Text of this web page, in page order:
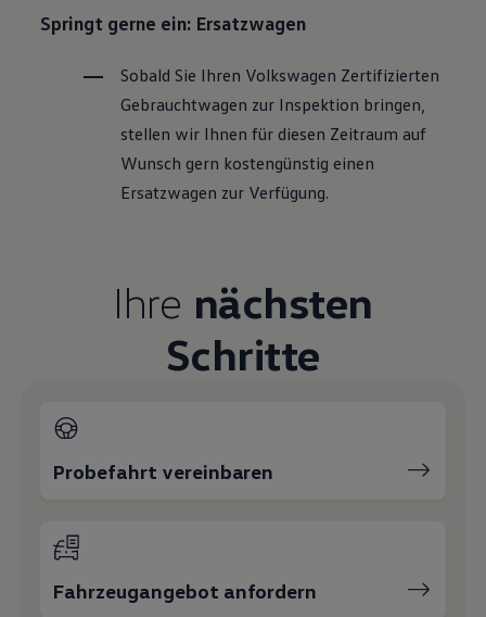
Springt gerne ein: Ersatzwagen
Sobald Sie Ihren Volkswagen Zertifizierten
Gebrauchtwagen zur Inspektion bringen,
stellen wir Ihnen für diesen Zeitraum auf
Wunsch gern kostengünstig einen
Ersatzwagen zur Verfügung.
Ihre nächsten
Schritte
Probefahrt vereinbaren
Fahrzeugangebot anfordern